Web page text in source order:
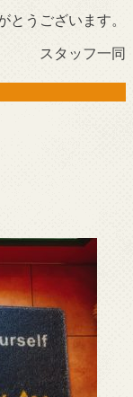
とうございます。
スタッフ一同